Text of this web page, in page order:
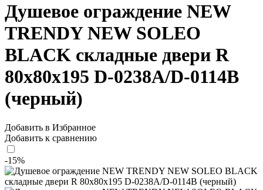
Душевое ограждение NEW
TRENDY NEW SOLEO
BLACK складные двери R
80x80x195 D-0238A/D-0114B
(черный)
Добавить в Избранное
Добавить к сравнению
-15%